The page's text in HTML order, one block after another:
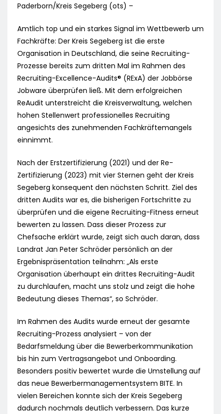
Paderborn/Kreis Segeberg (ots) –
Amtlich top und ein starkes Signal im Wettbewerb um
Fachkräfte: Der Kreis Segeberg ist die erste
Organisation in Deutschland, die seine Recruiting-
Prozesse bereits zum dritten Mal im Rahmen des
Recruiting-Excellence-Audits® (RExA) der Jobbörse
Jobware überprüfen ließ. Mit dem erfolgreichen
ReAudit unterstreicht die Kreisverwaltung, welchen
hohen Stellenwert professionelles Recruiting
angesichts des zunehmenden Fachkräftemangels
einnimmt.
Nach der Erstzertifizierung (2021) und der Re-
Zertifizierung (2023) mit vier Sternen geht der Kreis
Segeberg konsequent den nächsten Schritt. Ziel des
dritten Audits war es, die bisherigen Fortschritte zu
überprüfen und die eigene Recruiting-Fitness erneut
bewerten zu lassen. Dass dieser Prozess zur
Chefsache erklärt wurde, zeigt sich auch daran, dass
Landrat Jan Peter Schröder persönlich an der
Ergebnispräsentation teilnahm: „Als erste
Organisation überhaupt ein drittes Recruiting-Audit
zu durchlaufen, macht uns stolz und zeigt die hohe
Bedeutung dieses Themas“, so Schröder.
Im Rahmen des Audits wurde erneut der gesamte
Recruiting-Prozess analysiert – von der
Bedarfsmeldung über die Bewerberkommunikation
bis hin zum Vertragsangebot und Onboarding.
Besonders positiv bewertet wurde die Umstellung auf
das neue Bewerbermanagementsystem BITE. In
vielen Bereichen konnte sich der Kreis Segeberg
dadurch nochmals deutlich verbessern. Das kurze